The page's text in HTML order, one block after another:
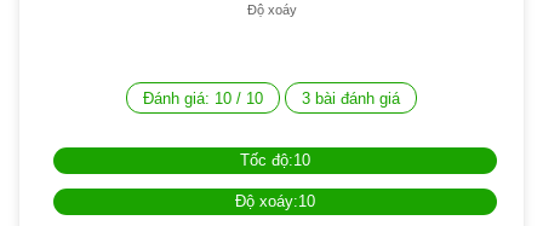
Độ xoáy
Đánh giá: 10 / 10 3 bài đánh giá
Tốc độ:10
Độ xoáy:10